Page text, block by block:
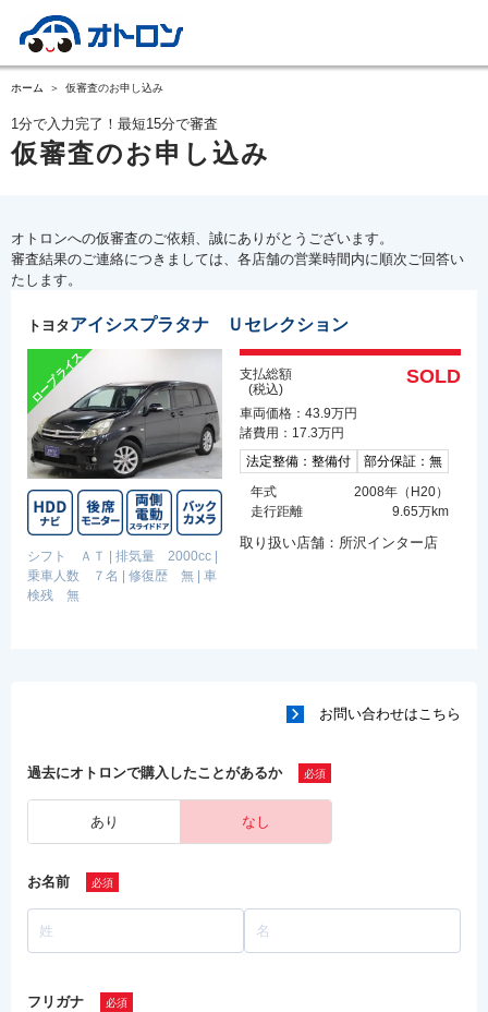
ホーム 仮審査のお申し込み
1分で入力完了！最短15分で審査
仮審査のお申し込み
オトロンへの仮審査のご依頼、誠にありがとうございます。
審査結果のご連絡につきましては、各店舗の営業時間内に順次ご回答い
たします。
トヨタアイシスプラタナ Ｕセレクション
シフト ＡＴ 排気量 2000cc
乗車人数 ７名
修復歴 無
車
検残 無
支払総額
(税込)
SOLD
車両価格：43.9万円
諸費用：17.3万円
法定整備：整備付
部分保証：無
年式
2008年（H20）
走行距離
9.65万km
取り扱い店舗：所沢インター店
お問い合わせはこちら
過去にオトロンで購入したことがあるか
あり なし
お名前
フリガナ